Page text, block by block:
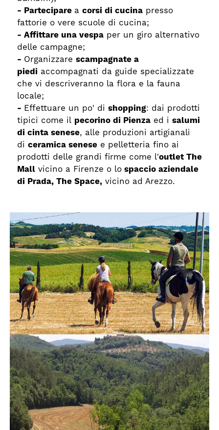
- Partecipare a corsi di cucina presso
fattorie o vere scuole di cucina;
- Affittare una vespa per un giro alternativo
delle campagne;
- Organizzare scampagnate a
piedi accompagnati da guide specializzate
che vi descriveranno la flora e la fauna
locale;
- Effettuare un po' di shopping: dai prodotti
tipici come il pecorino di Pienza ed i salumi
di cinta senese, alle produzioni artigianali
di ceramica senese e pelletteria fino ai
prodotti delle grandi firme come l'outlet The
Mall vicino a Firenze o lo spaccio aziendale
di Prada, The Space, vicino ad Arezzo.